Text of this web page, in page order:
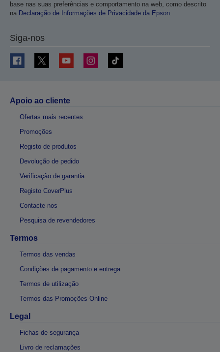
base nas suas preferências e comportamento na web, como descrito
na Declaração de Informações de Privacidade da Epson.
Siga-nos
Apoio ao cliente
Ofertas mais recentes
Promoções
Registo de produtos
Devolução de pedido
Verificação de garantia
Registo CoverPlus
Contacte-nos
Pesquisa de revendedores
Termos
Termos das vendas
Condições de pagamento e entrega
Termos de utilização
Termos das Promoções Online
Legal
Fichas de segurança
Livro de reclamações